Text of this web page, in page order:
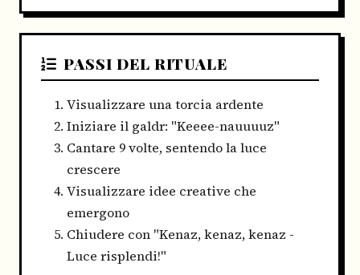
PASSI DEL RITUALE
Visualizzare una torcia ardente
Iniziare il galdr: "Keeee-nauuuuz"
Cantare 9 volte, sentendo la luce
crescere
Visualizzare idee creative che
emergono
Chiudere con "Kenaz, kenaz, kenaz -
Luce risplendi!"